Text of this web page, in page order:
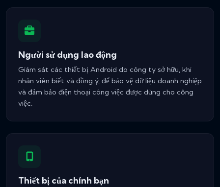
Người sử dụng lao động
Giám sát các thiết bị Android do công ty sở hữu, khi
nhân viên biết và đồng ý, để bảo vệ dữ liệu doanh nghiệp
và đảm bảo điện thoại công việc được dùng cho công
việc.
Thiết bị của chính bạn